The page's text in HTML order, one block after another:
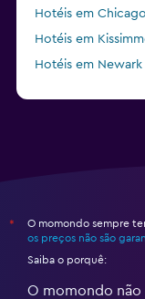
Hotéis em Chicago
Hotéis em
Hotéis em Newark
*
O momondo sempre
os preços não são
Saiba o porquê:
O momondo